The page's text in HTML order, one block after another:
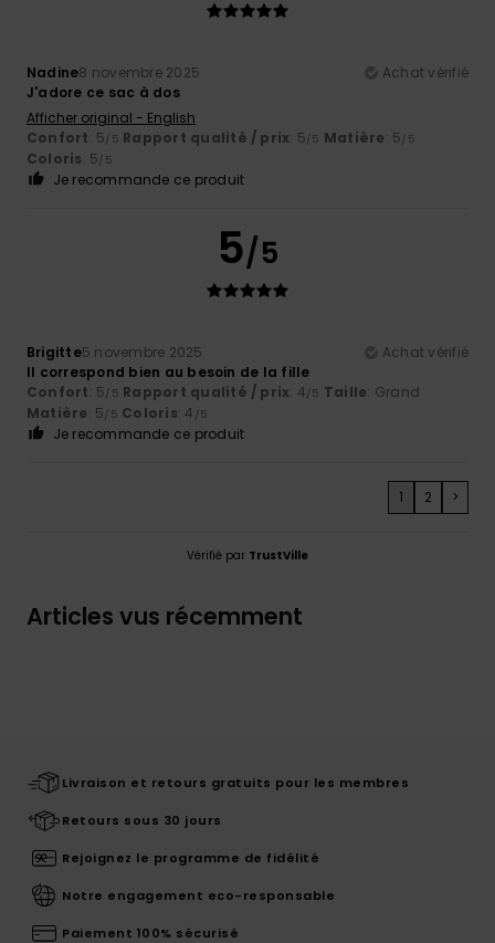
Nadine8 novembre 2025
Achat vérifié
J'adore ce sac à dos
Afficher original - English
Confort: 5/5 Rapport qualité / prix: 5/5 Matière: 5/5
Coloris: 5/5
Je recommande ce produit
5/5
Brigitte5 novembre 2025
Achat vérifié
Il correspond bien au besoin de la fille
Confort: 5/5 Rapport qualité / prix: 4/5 Taille: Grand
Matière: 5/5 Coloris: 4 /5
Je recommande ce produit
1 2 >
Vérifié par TrustVille
Articles vus récemment
Livraison et retours gratuits pour les membres
Retours sous 30 jours
Rejoignez le programme de fidélité
Notre engagement eco-responsable
Paiement 100% sécurisé